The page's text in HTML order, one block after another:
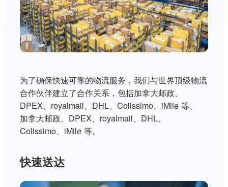
为了确保快速可靠的物流服务，我们与世界顶级物流
合作伙伴建立了合作关系，包括加拿大邮政、
DPEX、royalmail、DHL、Colissimo、iMile 等、
加拿大邮政、DPEX、royalmail、DHL、
Colissimo、iMile 等。
快速送达